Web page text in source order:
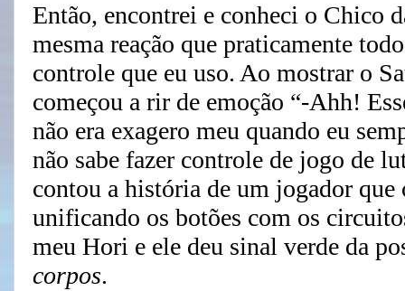
Então, encontrei e conheci o Chico
mesma reação que praticamente
controle que eu uso. Ao mostrar o
começou a rir de emoção “-Ahh!
não era exagero meu quando eu
não sabe fazer controle de jogo de
contou a história de um jogador
unificando os botões com os
meu Hori e ele deu sinal verde da
corpos.